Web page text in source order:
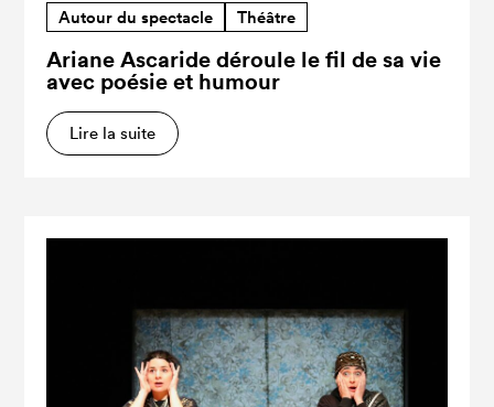
Autour du spectacle Théâtre
Ariane Ascaride déroule le fil de sa vie
avec poésie et humour
Lire la suite